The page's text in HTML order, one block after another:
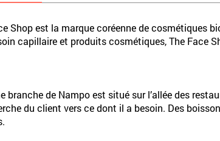
Shop est la marque coréenne de cosmétiques
capillaire et produits cosmétiques, The Face
branche de Nampo est situé sur l’allée des
du client vers ce dont il a besoin. Des